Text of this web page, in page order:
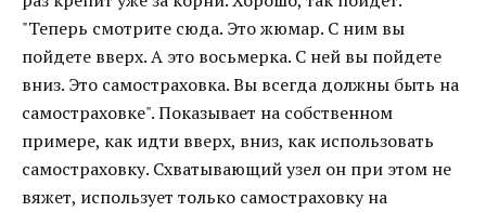
"Теперь смотрите сюда. Это жюмар. С ним вы
пойдете вверх. А это восьмерка. С ней вы пойдете
вниз. Это самостраховка. Вы всегда должны быть на
самостраховке". Показывает на собственном
примере, как идти вверх, вниз, как использовать
самостраховку. Схватывающий узел он при этом не
вяжет, использует только самостраховку на